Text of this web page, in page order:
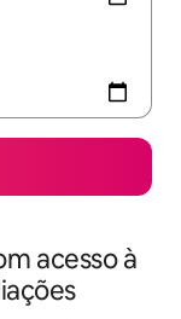
acesso à